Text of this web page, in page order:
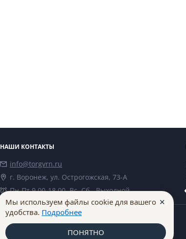
НАШИ КОНТАКТЫ
info@torgvrn.ru
г. Воронеж, ул. Острогожская, 73-А
Пн-Пт 9.00-18.00, Вс, Сб - Выходной
Мы используем файлы cookie для вашего
удобства. Подробнее
✕
ПОНЯТНО